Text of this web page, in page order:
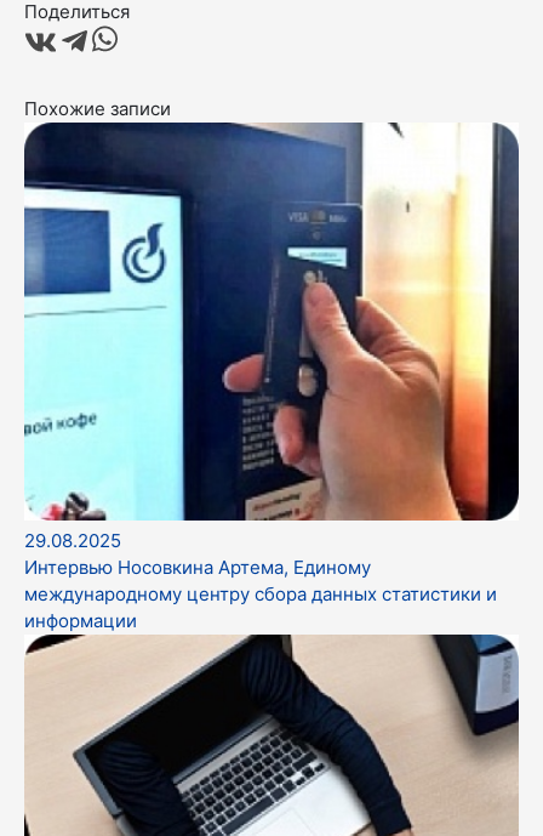
Поделиться
Похожие записи
29.08.2025
Интервью Носовкина Артема, Единому
международному центру сбора данных статистики и
информации